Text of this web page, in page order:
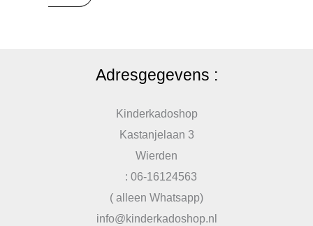
Adresgegevens :
Kinderkadoshop
Kastanjelaan 3
Wierden
: 06-16124563
( alleen Whatsapp)
info@kinderkadoshop.nl